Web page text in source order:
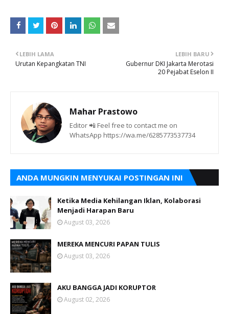
LEBIH BARU
Gubernur DKI Jakarta Merotasi
20 Pejabat Eselon II
LEBIH LAMA
Urutan Kepangkatan TNI
Mahar Prastowo
Editor 📲 Feel free to contact me on
WhatsApp https://wa.me/6285773537734
ANDA MUNGKIN MENYUKAI POSTINGAN INI
Ketika Media Kehilangan Iklan, Kolaborasi
Menjadi Harapan Baru
August 03, 2026
MEREKA MENCURI PAPAN TULIS
August 03, 2026
AKU BANGGA JADI KORUPTOR
August 02, 2026